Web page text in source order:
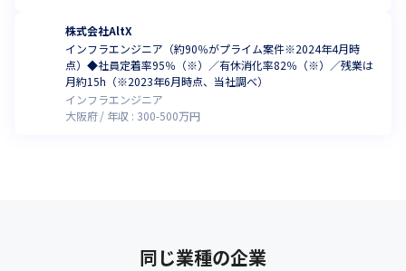
株式会社AltX
インフラエンジニア（約90％がプライム案件※2024年4月時
点）◆社員定着率95％（※）／有休消化率82％（※）／残業は
月約15h（※2023年6月時点、当社調べ）
インフラエンジニア
大阪府
年収 : 300-500万円
同じ業種の企業